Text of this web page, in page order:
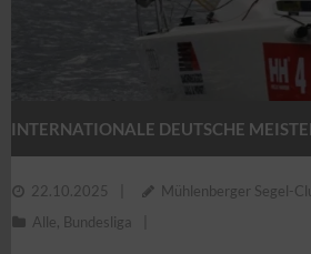
INTERNATIONALE DEUTSCHE
KLASSE 2025
22.10.2025
Mühlenberger Segel-
Alle Bundesliga